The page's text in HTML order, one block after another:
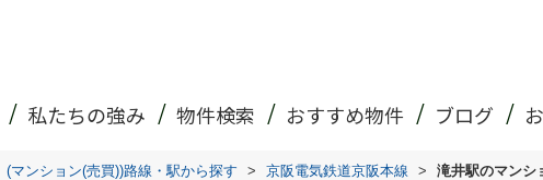
私たちの強み 物件検索 おすすめ物件 ブログ
(マンション(売買))路線・駅から探す > 京阪電気鉄道京阪本線 >
滝井駅のマンシ